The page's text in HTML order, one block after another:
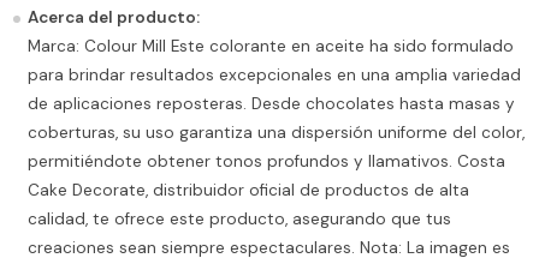
Acerca del producto:
Marca: Colour Mill Este colorante en aceite ha sido formulado
para brindar resultados excepcionales en una amplia variedad
de aplicaciones reposteras. Desde chocolates hasta masas y
coberturas, su uso garantiza una dispersión uniforme del color,
permitiéndote obtener tonos profundos y llamativos. Costa
Cake Decorate, distribuidor oficial de productos de alta
calidad, te ofrece este producto, asegurando que tus
creaciones sean siempre espectaculares. Nota: La imagen es